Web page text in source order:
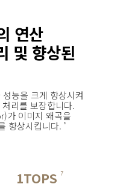
연산
및 향상된
능을 크게 향상시켜
리를 보장합니다.
가 이미지 왜곡을
향상시킵니다. 6
1TOPS 7